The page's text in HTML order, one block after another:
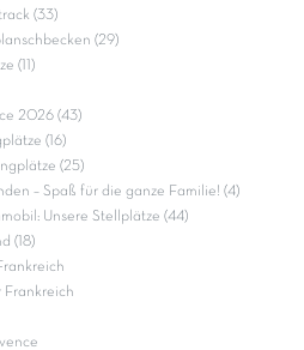
(33)
(29)
(11)
2026 (43)
(16)
(25)
– Spaß für die ganze Familie! (4)
Unsere Stellplätze (44)
(18)
Frankreich